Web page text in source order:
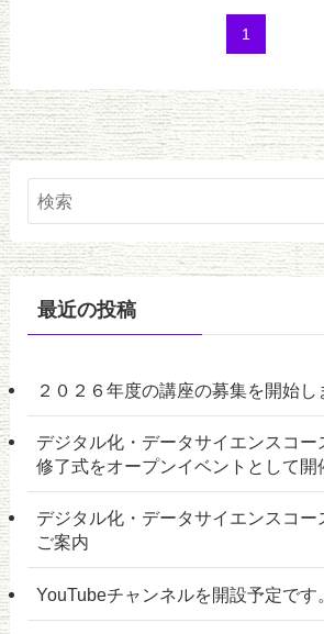
1
最近の投稿
２０２６年度の講座の募集を開始し
デジタル化・データサイエンスコー
修了式をオープンイベントとして開
デジタル化・データサイエンスコー
ご案内
YouTubeチャンネルを開設予定です